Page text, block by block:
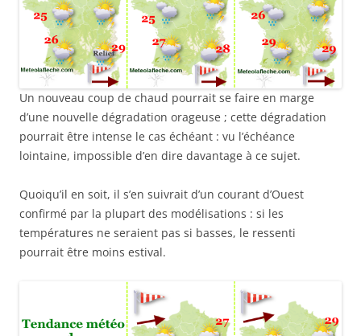
Un nouveau coup de chaud pourrait se faire en marge
d’une nouvelle dégradation orageuse ; cette dégradation
pourrait être intense le cas échéant : vu l’échéance
lointaine, impossible d’en dire davantage à ce sujet.
Quoiqu’il en soit, il s’en suivrait d’un courant d’Ouest
confirmé par la plupart des modélisations : si les
températures ne seraient pas si basses, le ressenti
pourrait être moins estival.